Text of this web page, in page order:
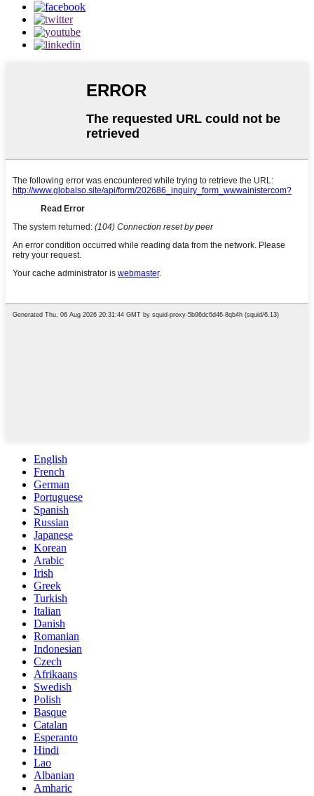
English
French
German
Portuguese
Spanish
Russian
Japanese
Korean
Arabic
Irish
Greek
Turkish
Italian
Danish
Romanian
Indonesian
Czech
Afrikaans
Swedish
Polish
Basque
Catalan
Esperanto
Hindi
Lao
Albanian
Amharic